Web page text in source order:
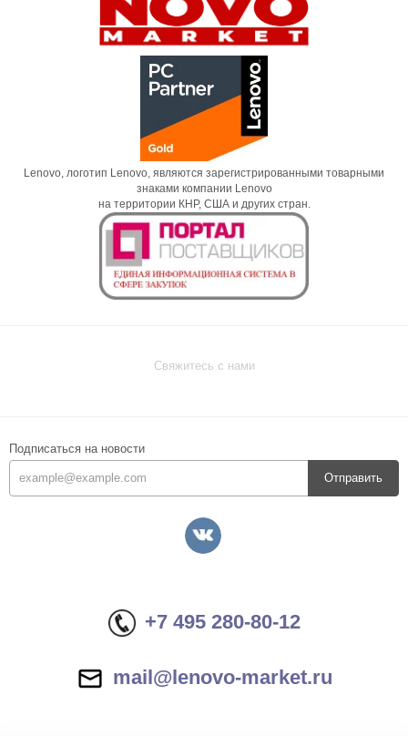
Lenovo, логотип Lenovo, являются зарегистрированными товарными
знаками компании Lenovo
на территории КНР, США и других стран.
Свяжитесь с нами
Подписаться на новости
Отправить
+7 495 280-80-12
mail@lenovo-market.ru